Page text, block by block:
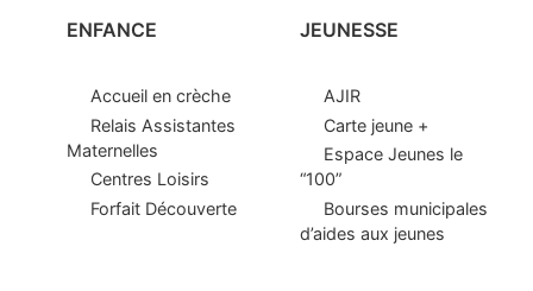
ENFANCE
Accueil en crèche
Relais Assistantes
Maternelles
Centres Loisirs
Forfait Découverte
JEUNESSE
AJIR
Carte jeune +
Espace Jeunes le
“100”
Bourses municipales
d’aides aux jeunes